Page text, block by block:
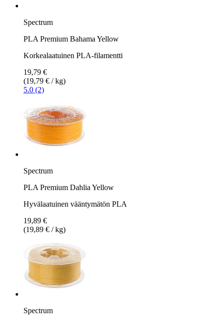
Spectrum
PLA Premium Bahama Yellow
Korkealaatuinen PLA-filamentti
19,79 €
(19,79 € / kg)
5.0 (2)
Spectrum
PLA Premium Dahlia Yellow
Hyvälaatuinen vääntymätön PLA
19,89 €
(19,89 € / kg)
Spectrum